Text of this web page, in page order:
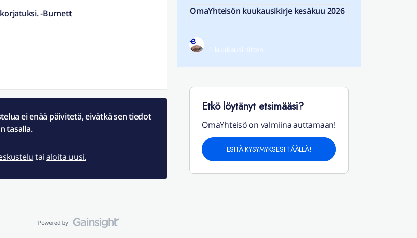
-Burnett
ei enää päivitetä, eivätkä sen tiedot
tasalla.
tai aloita uusi.
OmaYhteisön kuukausikirje kesäkuu 2026
1 kuukausi sitten
Etkö löytänyt etsimääsi?
OmaYhteisö on valmiina auttamaan!
ESITÄ KYSYMYKSESI TÄÄLLÄ!